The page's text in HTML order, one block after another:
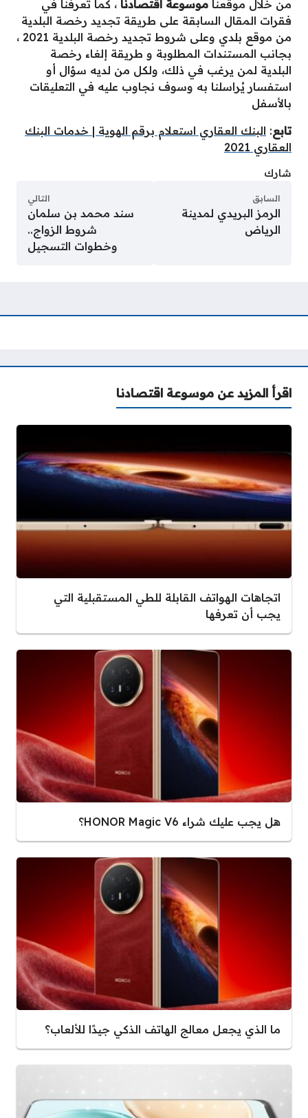
من خلال موقعنا موسوعة اقتصادنا ، كما تعرفنا في
فقرات المقال السابقة على طريقة تجديد رخصة البلدية
من موقع بلدي وعلى شروط تجديد رخصة البلدية 2021 ،
بجانب المستندات المطلوبة و طريقة إلغاء رخصة
البلدية لمن يرغب في ذلك، ولكل من لديه سؤال أو
استفسار يُراسلنا به وسوف نجاوب عليه في التعليقات
بالأسفل
تابع: البنك العقاري استعلام برقم الهوية | خدمات البنك
العقاري 2021
شارك
السابق
الرمز البريدي لمدينة
الرياض
التالي
سند محمد بن سلمان
شروط الزواج..
وخطوات التسجيل
اقرأ المزيد عن موسوعة اقتصادنا
اتجاهات الهواتف القابلة للطي المستقبلية التي
يجب أن تعرفها
هل يجب عليك شراء HONOR Magic V6؟
ما الذي يجعل معالج الهاتف الذكي جيدًا للألعاب؟